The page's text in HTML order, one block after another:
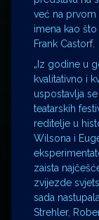
već na prvom
imena kao
Frank Castorf.
„Iz godine u
kvalitativno i
uspostavlja
teatarskih
reditelje u
Wilsona i
zaista
zvijezde
sada
Strehler,